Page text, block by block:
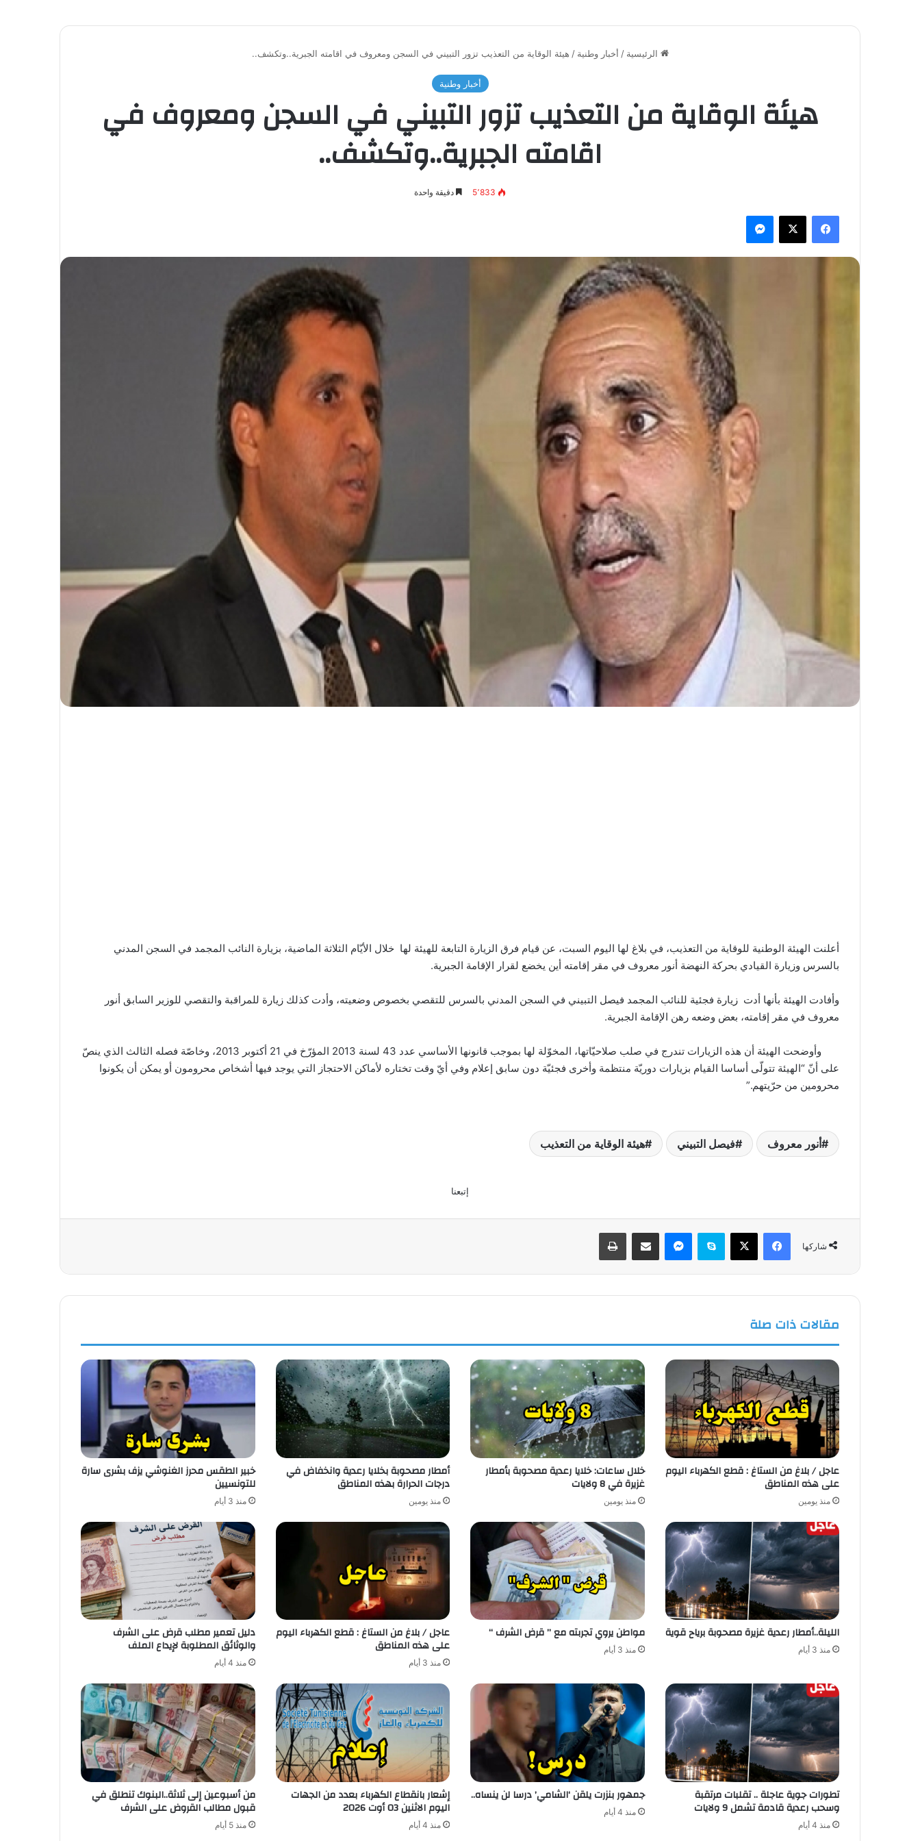
الرئيسية / أخبار وطنية / هيئة الوقاية من التعذيب تزور التبيني في السجن ومعروف في اقامته الجبرية..وتكشف..
أخبار وطنية
هيئة الوقاية من التعذيب تزور التبيني في السجن ومعروف في
اقامته الجبرية..وتكشف..
5٬833 دقيقة واحدة
فيسبوك
أعلنت الهيئة الوطنية للوقاية من التعذيب، في بلاغ لها اليوم السبت، عن قيام فرق الزيارة التابعة للهيئة لها خلال الأيّام الثلاثة الماضية، بزيارة النائب المجمد في السجن المدني
بالسرس وزيارة القيادي بحركة النهضة أنور معروف في مقر إقامته أين يخضع لقرار الإقامة الجبرية.
وأفادت الهيئة بأنها أدت زيارة فجئية للنائب المجمد فيصل التبيني في السجن المدني بالسرس للتقصي بخصوص وضعيته، وأدت كذلك زيارة للمراقبة والتقصي للوزير السابق أنور
معروف في مقر إقامته، بعض وضعه رهن الإقامة الجبرية.
وأوضحت الهيئة أن هذه الزيارات تندرج في صلب صلاحيّاتها، المخوّلة لها بموجب قانونها الأساسي عدد 43 لسنة 2013 المؤرّخ في 21 أكتوبر 2013، وخاصّة فصله الثالث الذي ينصّ
على أنّ “الهيئة تتولّى أساسا القيام بزيارات دوريّة منتظمة وأخرى فجئيّة دون سابق إعلام وفي أيّ وقت تختاره لأماكن الاحتجاز التي يوجد فيها أشخاص محرومون أو يمكن أن يكونوا
محرومين من حرّيتهم.”
أنور معروف فيصل التبيني هيئة الوقاية من التعذيب
إتبعنا
شاركها
فيسبوك سكايب
مقالات ذات صلة
عاجل / بلاغ من الستاغ : قطع الكهرباء اليوم
على هذه المناطق
منذ يومين
خلال ساعات: خلايا رعدية مصحوبة بأمطار
غزيرة في 8 ولايات
منذ يومين
أمطار مصحوبة بخلايا رعدية وانخفاض في
درجات الحرارة بهذه المناطق
منذ يومين
خبير الطقس محرز الغنوشي يزف بشرى سارة
للتونسيين
منذ 3 أيام
الليلة..أمطار رعدية غزيرة مصحوبة برياح قوية
منذ 3 أيام
مواطن يروي تجربته مع ” قرض الشرف “
منذ 3 أيام
عاجل / بلاغ من الستاغ : قطع الكهرباء اليوم
على هذه المناطق
منذ 3 أيام
دليل تعمير مطلب قرض على الشرف
والوثائق المطلوبة لإيداع الملف
منذ 4 أيام
تطورات جوية عاجلة .. تقلبات مرتقبة
وسحب رعدية قادمة تشمل 9 ولايات
منذ 4 أيام
جمهور بنزرت يلقن ‘الشامي’ درسا لن ينساه..
منذ 4 أيام
إشعار بانقطاع الكهرباء بعدد من الجهات
اليوم الاثنين 03 أوت 2026
منذ 4 أيام
من أسبوعين إلى ثلاثة..البنوك تنطلق في
قبول مطالب القروض على الشرف
منذ 5 أيام